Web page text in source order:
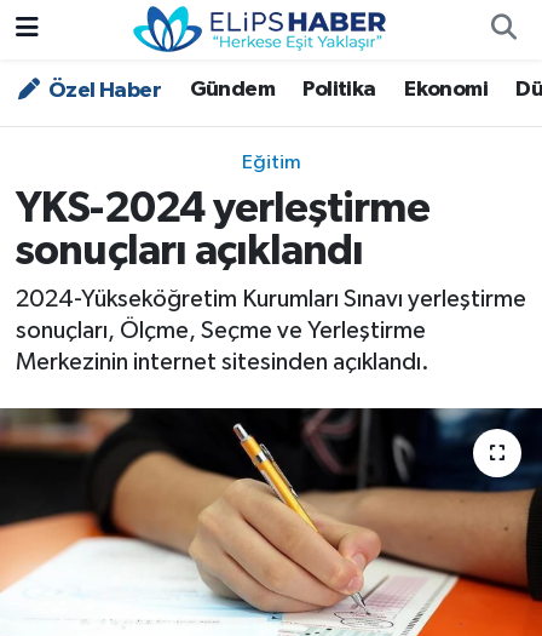
Özel Haber Gündem Politika Ekonomi
Eğitim
YKS-2024 yerleştirme
sonuçları açıklandı
2024-Yükseköğretim Kurumları Sınavı yerleştirme
sonuçları, Ölçme, Seçme ve Yerleştirme
Merkezinin internet sitesinden açıklandı.
Özel Haber
Asayiş
Bilim - Teknoloji
Çevre - İklim
Kültür - Sanat
Magazin
Nöbetçi Eczaneler
Trafik Durumu
Süper Lig Puan Durumu ve Fikstür
Tüm Manşetler